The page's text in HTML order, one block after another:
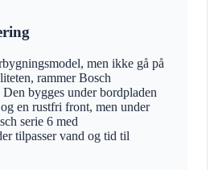
men ikke gå på
rammer Bosch
bygges under bordpladen
en rustfri front, men under
serie 6 med
tilpasser vand og tid til